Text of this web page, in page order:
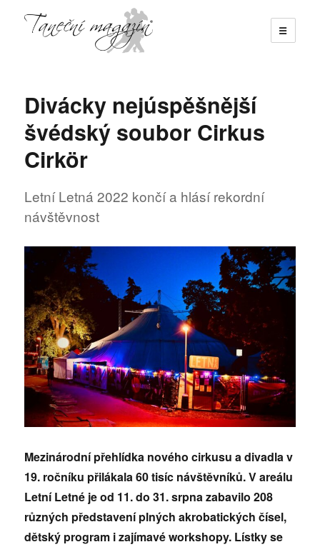
☰
Divácky nejúspěšnější
švédský soubor Cirkus
Cirkör
Letní Letná 2022 končí a hlásí rekordní
návštěvnost
Mezinárodní přehlídka nového cirkusu a divadla v
19. ročníku přilákala 60 tisíc návštěvníků. V areálu
Letní Letné je od 11. do 31. srpna zabavilo 208
různých představení plných akrobatických čísel,
dětský program i zajímavé workshopy. Lístky se